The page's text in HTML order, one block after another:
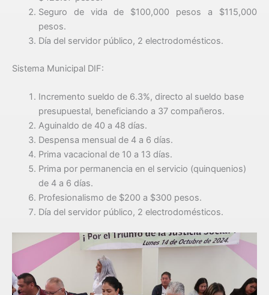
Seguro de vida de $100,000 pesos a $115,000
pesos.
Día del servidor público, 2 electrodomésticos.
Sistema Municipal DIF:
Incremento sueldo de 6.3%, directo al sueldo base
presupuestal, beneficiando a 37 compañeros.
Aguinaldo de 40 a 48 días.
Despensa mensual de 4 a 6 días.
Prima vacacional de 10 a 13 días.
Prima por permanencia en el servicio (quinquenios)
de 4 a 6 días.
Profesionalismo de $200 a $300 pesos.
Día del servidor público, 2 electrodomésticos.